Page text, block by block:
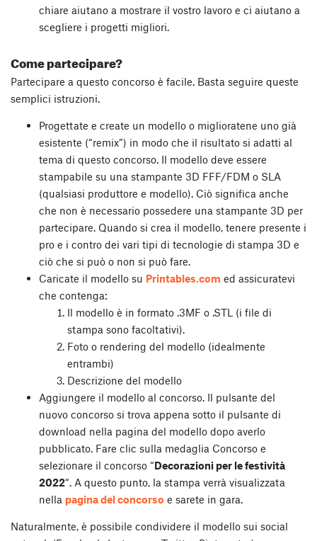
chiare aiutano a mostrare il vostro lavoro e ci aiutano a
scegliere i progetti migliori.
Come partecipare?
Partecipare a questo concorso è facile. Basta seguire queste
semplici istruzioni.
Progettate e create un modello o miglioratene uno già
esistente (“remix”) in modo che il risultato si adatti al
tema di questo concorso. Il modello deve essere
stampabile su una stampante 3D FFF/FDM o SLA
(qualsiasi produttore e modello). Ciò significa anche
che non è necessario possedere una stampante 3D per
partecipare. Quando si crea il modello, tenere presente i
pro e i contro dei vari tipi di tecnologie di stampa 3D e
ciò che si può o non si può fare.
Caricate il modello su Printables.com ed assicuratevi
che contenga:
Il modello è in formato .3MF o .STL (i file di
stampa sono facoltativi).
Foto o rendering del modello (idealmente
entrambi)
Descrizione del modello
Aggiungere il modello al concorso. Il pulsante del
nuovo concorso si trova appena sotto il pulsante di
download nella pagina del modello dopo averlo
pubblicato. Fare clic sulla medaglia Concorso e
selezionare il concorso “Decorazioni per le festività
2022“. A questo punto, la stampa verrà visualizzata
nella pagina del concorso e sarete in gara.
Naturalmente, è possibile condividere il modello sui social